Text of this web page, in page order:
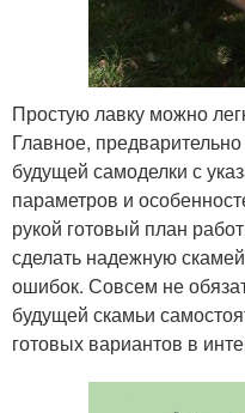
Простую лавку можно
Главное,
будущей самоделки с
параметров и
рукой готовый план
сделать надежную
ошибок. Совсем не
будущей скамьи
готовых вариантов в